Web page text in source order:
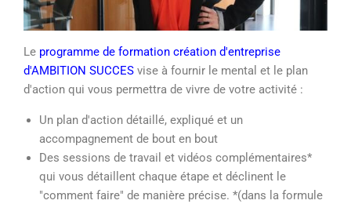
Le programme de formation création d'entreprise
d'AMBITION SUCCES vise à fournir le mental et le plan
d'action qui vous permettra de vivre de votre activité :
Un plan d'action détaillé, expliqué et un
accompagnement de bout en bout
Des sessions de travail et vidéos complémentaires*
qui vous détaillent chaque étape et déclinent le
"comment faire" de manière précise. *(dans la formule